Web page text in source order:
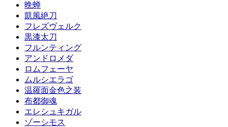
晩蝉
凱風絶刀
フレズヴェルク
黒漆太刀
フルンティング
アンドロメダ
ロムフェーヤ
ムルシエラゴ
温羅面金色之装
布都御魂
エレシュキガル
ゾーシモス